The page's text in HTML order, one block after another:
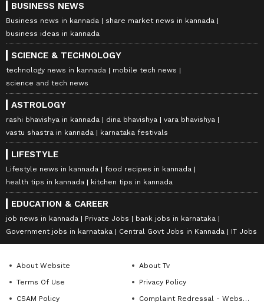
BUSINESS NEWS
Business news in kannada
share market news in kannada
business ideas in kannada
SCIENCE & TECHNOLOGY
technology news in kannada
mobile tech news
science and tech news
ASTROLOGY
rashi bhavishya in kannada dina bhavishya
vara bhavishya
vastu shastra in kannada
karnataka festivals
LIFESTYLE
Lifestyle news in kannada
food recipes in kannada
health tips in kannada
kitchen tips in kannada
EDUCATION & CAREER
job news in kannada Private Jobs
bank jobs in karnataka
Government jobs in karnataka
Central Govt Jobs in Kannada IT Jobs
About Website
About Tv
Terms Of Use
Privacy Policy
CSAM Policy
Complaint Redressal - Website